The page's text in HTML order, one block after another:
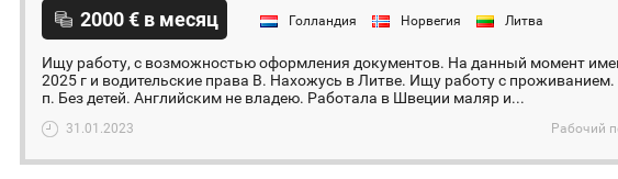
2000 € в месяц Голландия Норвегия Литва
Ищу работу, с возможностью оформления документов. На данный момент
2025 г и водительские права В. Нахожусь в Литве. Ищу работу с
п. Без детей. Английским не владею. Работала в Швеции маляр и...
31.01.2023 Рабочий